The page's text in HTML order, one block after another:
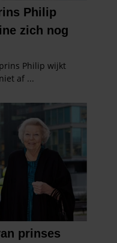
en analyse. Deze
met andere
of die ze hebben
van hun services. U
u onze website blijft